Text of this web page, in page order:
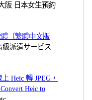
阪 日本女生預約
（繁體中文版
級派遣サービス
Heic 轉 JPEG，
Heic to